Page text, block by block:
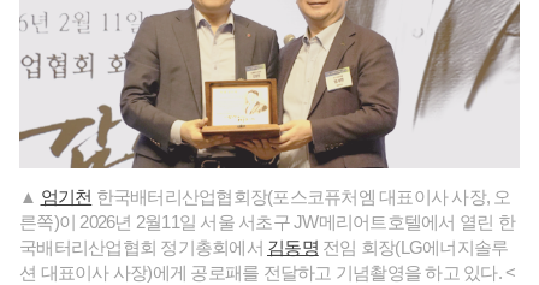
▲ 엄기천 한국배터리산업협회장(포스코퓨처엠 대표이사 사장, 오
른쪽)이 2026년 2월11일 서울 서초구 JW메리어트호텔에서 열린 한
국배터리산업협회 정기총회에서 김동명 전임 회장(LG에너지솔루
션 대표이사 사장)에게 공로패를 전달하고 기념촬영을 하고 있다. <